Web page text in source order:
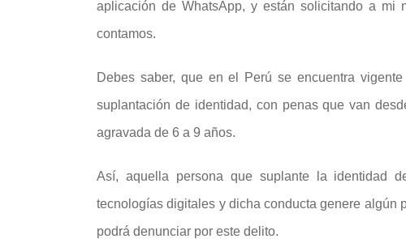
aplicación de WhatsApp, y están solicitando a mi
contamos.
Debes saber, que en el Perú se encuentra
suplantación de identidad, con penas que van
agravada de 6 a 9 años.
Así, aquella persona que suplante la identidad
tecnologías digitales y dicha conducta genere algún
podrá denunciar por este delito.